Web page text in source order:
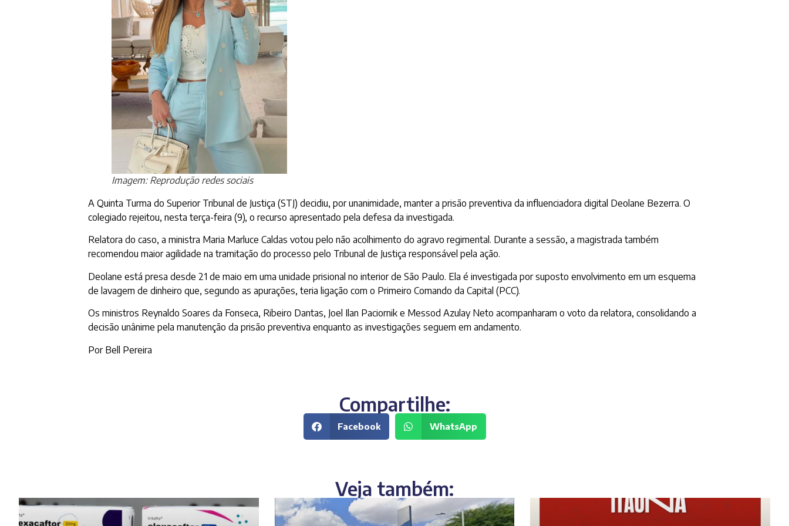
Imagem: Reprodução redes sociais
A Quinta Turma do Superior Tribunal de Justiça (STJ) decidiu, por unanimidade, manter a prisão preventiva da influenciadora digital Deolane Bezerra. O
colegiado rejeitou, nesta terça-feira (9), o recurso apresentado pela defesa da investigada.
Relatora do caso, a ministra Maria Marluce Caldas votou pelo não acolhimento do agravo regimental. Durante a sessão, a magistrada também
recomendou maior agilidade na tramitação do processo pelo Tribunal de Justiça responsável pela ação.
Deolane está presa desde 21 de maio em uma unidade prisional no interior de São Paulo. Ela é investigada por suposto envolvimento em um esquema
de lavagem de dinheiro que, segundo as apurações, teria ligação com o Primeiro Comando da Capital (PCC).
Os ministros Reynaldo Soares da Fonseca, Ribeiro Dantas, Joel Ilan Paciornik e Messod Azulay Neto acompanharam o voto da relatora, consolidando a
decisão unânime pela manutenção da prisão preventiva enquanto as investigações seguem em andamento.
Por Bell Pereira
Compartilhe:
Facebook WhatsApp
Veja também: